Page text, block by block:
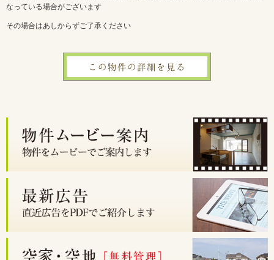
なっている場合がございます
その場合はあしからずご了承ください
この物件の詳細を見る